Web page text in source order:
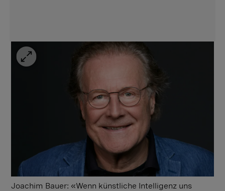
Joachim Bauer: «Wenn künstliche Intelligenz uns